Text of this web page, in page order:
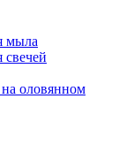
мыла
оловянном